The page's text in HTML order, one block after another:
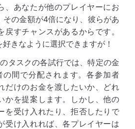
、あなたが他のプレイヤーにお
その金額が4倍になり、彼らがあ
戻すチャンスがあるからです。
きなように選択できますが！
タスクの各試行では、特定の金
間で分配されます。各参加者
だけのお金を渡したいか、どれ
かを提案します。しかし、他の
を受け入れたり、拒否したりで
受け入れれば、各プレイヤーは